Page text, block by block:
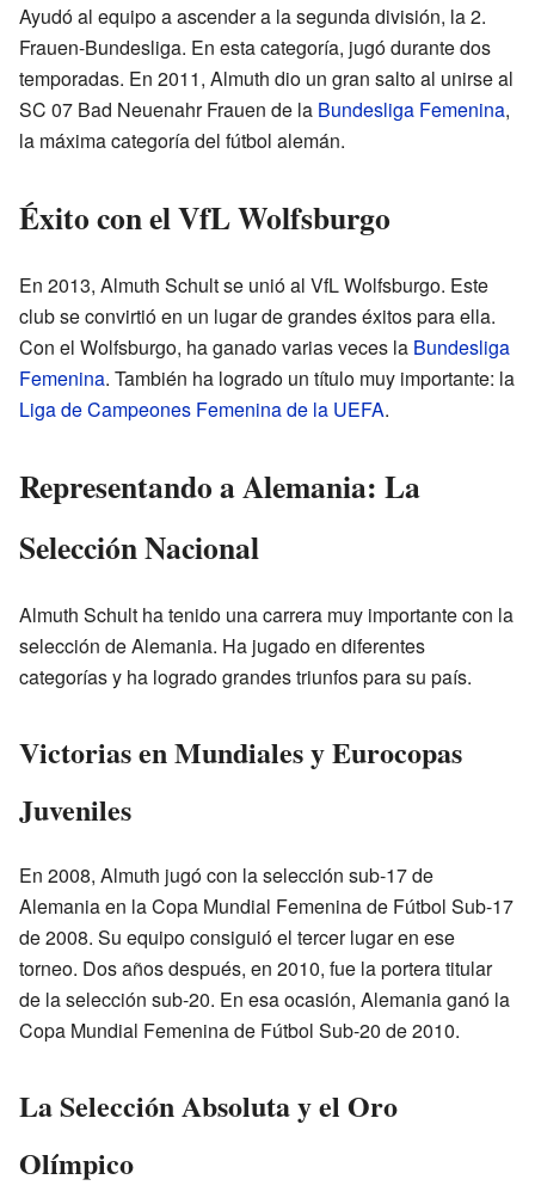
Ayudó al equipo a ascender a la segunda división, la 2.
Frauen-Bundesliga. En esta categoría, jugó durante dos
temporadas. En 2011, Almuth dio un gran salto al unirse al
SC 07 Bad Neuenahr Frauen de la Bundesliga Femenina,
la máxima categoría del fútbol alemán.
Éxito con el VfL Wolfsburgo
En 2013, Almuth Schult se unió al VfL Wolfsburgo. Este
club se convirtió en un lugar de grandes éxitos para ella.
Con el Wolfsburgo, ha ganado varias veces la Bundesliga
Femenina. También ha logrado un título muy importante: la
Liga de Campeones Femenina de la UEFA.
Representando a Alemania: La
Selección Nacional
Almuth Schult ha tenido una carrera muy importante con la
selección de Alemania. Ha jugado en diferentes
categorías y ha logrado grandes triunfos para su país.
Victorias en Mundiales y Eurocopas
Juveniles
En 2008, Almuth jugó con la selección sub-17 de
Alemania en la Copa Mundial Femenina de Fútbol Sub-17
de 2008. Su equipo consiguió el tercer lugar en ese
torneo. Dos años después, en 2010, fue la portera titular
de la selección sub-20. En esa ocasión, Alemania ganó la
Copa Mundial Femenina de Fútbol Sub-20 de 2010.
La Selección Absoluta y el Oro
Olímpico